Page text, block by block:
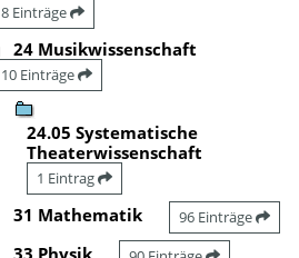
8 Einträge
24 Musikwissenschaft
10 Einträge
24.05 Systematische
Theaterwissenschaft
1 Eintrag
31 Mathematik 96 Einträge
33 Physik